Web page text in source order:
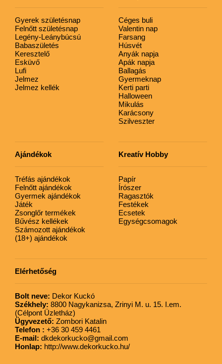
Gyerek születésnap
Felnőtt születésnap
Legény-Leánybúcsú
Babaszületés
Keresztelő
Esküvő
Lufi
Jelmez
Jelmez kellék
Céges buli
Valentin nap
Farsang
Húsvét
Anyák napja
Apák napja
Ballagás
Gyermeknap
Kerti parti
Halloween
Mikulás
Karácsony
Szilveszter
Ajándékok
Tréfás ajándékok
Felnőtt ajándékok
Gyermek ajándékok
Játék
Zsonglőr termékek
Bűvész kellékek
Számozott ajándékok
(18+) ajándékok
Kreatív Hobby
Papír
Írószer
Ragasztók
Festékek
Ecsetek
Egységcsomagok
Elérhetőség
Bolt neve: Dekor Kuckó
Székhely: 8800 Nagykanizsa, Zrinyi M. u. 15. I.em.
(Célpont Üzletház)
Ügyvezető: Zombori Katalin
Telefon : +36 30 459 4461
E-mail: dkdekorkucko@gmail.com
Honlap: http://www.dekorkucko.hu/